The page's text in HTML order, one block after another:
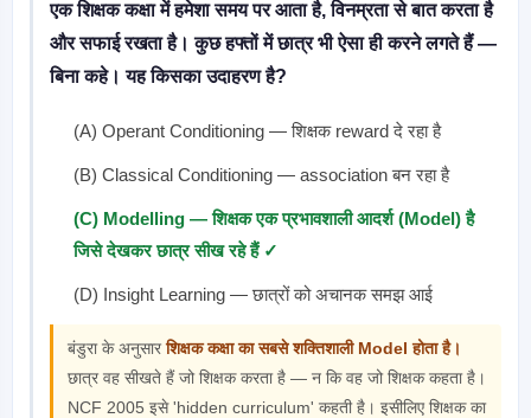
एक शिक्षक कक्षा में हमेशा समय पर आता है, विनम्रता से बात करता है
और सफाई रखता है। कुछ हफ्तों में छात्र भी ऐसा ही करने लगते हैं —
बिना कहे। यह किसका उदाहरण है?
(A) Operant Conditioning — शिक्षक reward दे रहा है
(B) Classical Conditioning — association बन रहा है
(C) Modelling — शिक्षक एक प्रभावशाली आदर्श (Model) है
जिसे देखकर छात्र सीख रहे हैं ✓
(D) Insight Learning — छात्रों को अचानक समझ आई
बंडुरा के अनुसारशिक्षक कक्षा का सबसे शक्तिशाली Model होता है।
छात्र वह सीखते हैं जो शिक्षक करता है — न कि वह जो शिक्षक कहता है।
NCF 2005 इसे 'hidden curriculum' कहती है। इसीलिए शिक्षक का